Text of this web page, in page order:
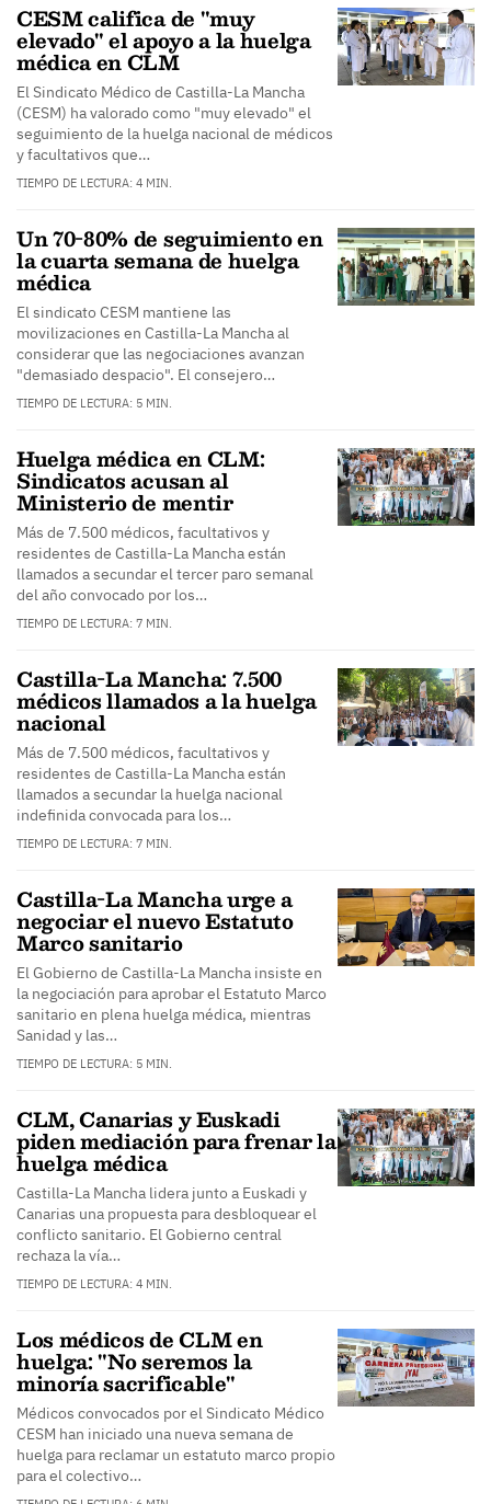
CESM califica de "muy
elevado" el apoyo a la huelga
médica en CLM
El Sindicato Médico de Castilla-La Mancha
(CESM) ha valorado como "muy elevado" el
seguimiento de la huelga nacional de médicos
y facultativos que…
TIEMPO DE LECTURA: 4 MIN.
Un 70-80% de seguimiento en
la cuarta semana de huelga
médica
El sindicato CESM mantiene las
movilizaciones en Castilla-La Mancha al
considerar que las negociaciones avanzan
"demasiado despacio". El consejero…
TIEMPO DE LECTURA: 5 MIN.
Huelga médica en CLM:
Sindicatos acusan al
Ministerio de mentir
Más de 7.500 médicos, facultativos y
residentes de Castilla-La Mancha están
llamados a secundar el tercer paro semanal
del año convocado por los…
TIEMPO DE LECTURA: 7 MIN.
Castilla-La Mancha: 7.500
médicos llamados a la huelga
nacional
Más de 7.500 médicos, facultativos y
residentes de Castilla-La Mancha están
llamados a secundar la huelga nacional
indefinida convocada para los…
TIEMPO DE LECTURA: 7 MIN.
Castilla-La Mancha urge a
negociar el nuevo Estatuto
Marco sanitario
El Gobierno de Castilla-La Mancha insiste en
la negociación para aprobar el Estatuto Marco
sanitario en plena huelga médica, mientras
Sanidad y las…
TIEMPO DE LECTURA: 5 MIN.
CLM, Canarias y Euskadi
piden mediación para frenar la
huelga médica
Castilla-La Mancha lidera junto a Euskadi y
Canarias una propuesta para desbloquear el
conflicto sanitario. El Gobierno central
rechaza la vía…
TIEMPO DE LECTURA: 4 MIN.
Los médicos de CLM en
huelga: "No seremos la
minoría sacrificable"
Médicos convocados por el Sindicato Médico
CESM han iniciado una nueva semana de
huelga para reclamar un estatuto marco propio
para el colectivo…